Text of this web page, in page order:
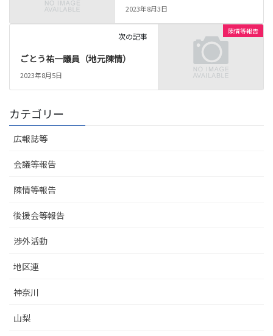
2023年8月3日
陳情等報告
次の記事
ごとう祐一議員（地元陳情）
2023年8月5日
カテゴリー
広報誌等
会議等報告
陳情等報告
後援会等報告
渉外活動
地区連
神奈川
山梨